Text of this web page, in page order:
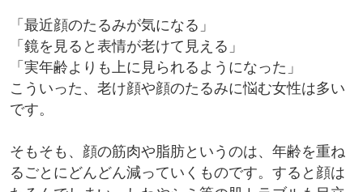
「最近顔のたるみが気になる」
「鏡を見ると表情が老けて見える」
「実年齢よりも上に見られるようになった」
こういった、老け顔や顔のたるみに悩む女性は多い
です。
そもそも、顔の筋肉や脂肪というのは、年齢を重ね
るごとにどんどん減っていくものです。すると顔は